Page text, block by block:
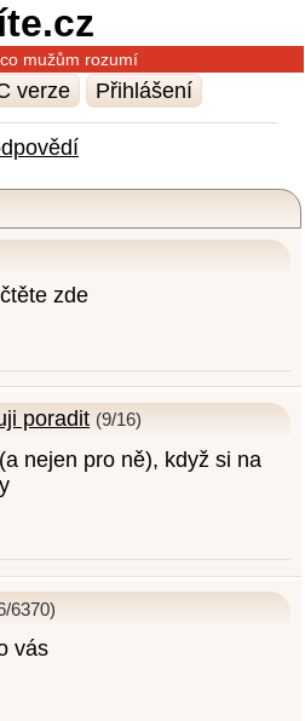
mužům rozumí
verze Přihlášení
zde
poradit (9/16)
nejen pro ně), když si na
6370)
vás